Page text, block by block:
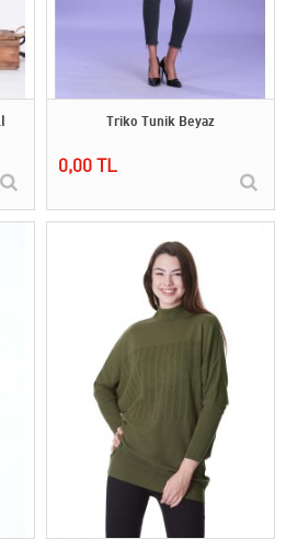
Triko Tunik Beyaz
0,00 TL